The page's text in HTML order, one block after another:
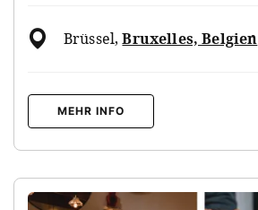
Brüssel,Bruxelles, Belgien
MEHR INFO